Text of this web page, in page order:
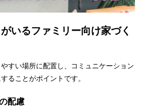
いるファミリー向け家づく
すい場所に配置し、コミュニケーション
ることがポイントです。
配慮